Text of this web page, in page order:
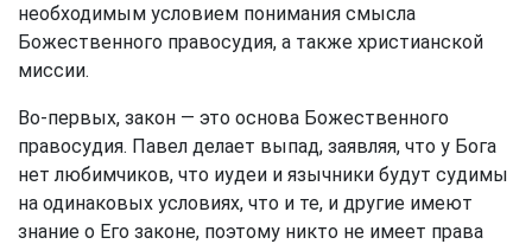
необходимым условием понимания смысла
Божественного правосудия, а также христианской
миссии.
Во-первых, закон — это основа Божественного
правосудия. Павел делает выпад, заявляя, что у Бога
нет любимчиков, что иудеи и язычники будут судимы
на одинаковых условиях, что и те, и другие имеют
знание о Его законе, поэтому никто не имеет права